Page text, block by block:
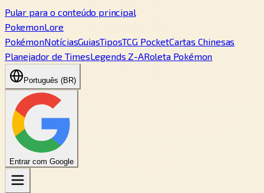
Pular para o conteúdo principal
PokemonLore
PokémonNotíciasGuiasTiposTCG PocketCartas Chinesas
Planejador de TimesLegends Z-ARoleta Pokémon
Português (BR)
Entrar com Google